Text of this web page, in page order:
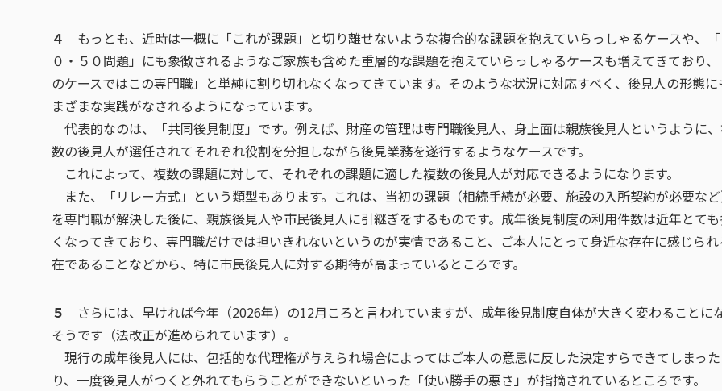
４
もっとも、近時は一概に「これが課題」と切り離せないような複合的な課題を抱えていらっしゃるケースや、
０・５０問題」にも象徴されるようなご家族も含めた重層的な課題を抱えていらっしゃるケースも増えてきており
のケースではこの専門職」と単純に割り切れなくなってきています。そのような状況に対応すべく、後見人の形態に
まざまな実践がなされるようになっています。
代表的なのは、「共同後見制度」です。例えば、財産の管理は専門職後見人、身上面は親族後見人というように
数の後見人が選任されてそれぞれ役割を分担しながら後見業務を遂行するようなケースです。
これによって、複数の課題に対して、それぞれの課題に適した複数の後見人が対応できるようになります。
また、「リレー方式」という類型もあります。これは、当初の課題（相続手続が必要、施設の入所契約が必要な
を専門職が解決した後に、親族後見人や市民後見人に引継ぎをするものです。成年後見制度の利用件数は近年とて
くなってきており、専門職だけでは担いきれないというのが実情であること、ご本人にとって身近な存在に感じら
在であることなどから、特に市民後見人に対する期待が高まっているところです。
５
さらには、早ければ今年（2026年）の12月ころと言われていますが、成年後見制度自体が大きく変わることに
そうです（法改正が進められています）。
現行の成年後見人には、包括的な代理権が与えられ場合によってはご本人の意思に反した決定すらできてしまった
り、一度後見人がつくと外れてもらうことができないといった「使い勝手の悪さ」が指摘されているところです。